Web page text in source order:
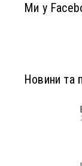
Ми у
Новини та